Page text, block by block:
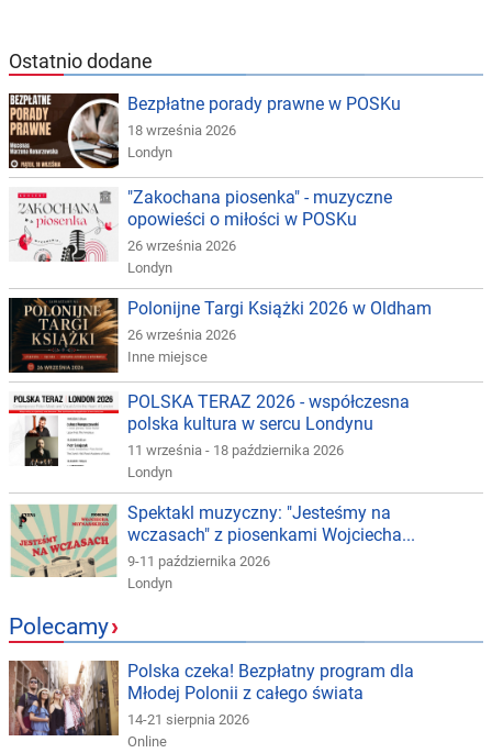
Ostatnio dodane
Bezpłatne porady prawne w POSKu
18 września 2026
Londyn
"Zakochana piosenka" - muzyczne
opowieści o miłości w POSKu
26 września 2026
Londyn
Polonijne Targi Książki 2026 w Oldham
26 września 2026
Inne miejsce
POLSKA TERAZ 2026 - współczesna
polska kultura w sercu Londynu
11 września - 18 października 2026
Londyn
Spektakl muzyczny: "Jesteśmy na
wczasach" z piosenkami Wojciecha...
9-11 października 2026
Londyn
Polecamy›
Polska czeka! Bezpłatny program dla
Młodej Polonii z całego świata
14-21 sierpnia 2026
Online